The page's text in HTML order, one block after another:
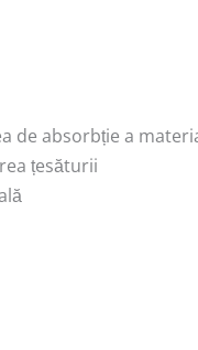
de absorbție a
țesăturii